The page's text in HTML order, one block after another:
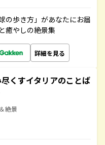
の歩き方」があなたにお届
癒やしの絶景集
詳細を見る
くすイタリアのことば
絶景